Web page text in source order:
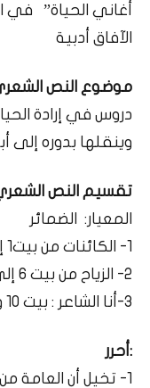
الآفاق أدبية
موضوع النص
دروس في إرادة
وينقلها بدوره إلى
تقسيم النص
المعيار: الضمائر
1- الكائنات من بيت1 إلى بيت 5
2- الزياح من بيت 6 إلى بيت 9
3-أنا الشاعر : بيت 10 و بيت 11
:أحرر
1- تخيل أن العامة